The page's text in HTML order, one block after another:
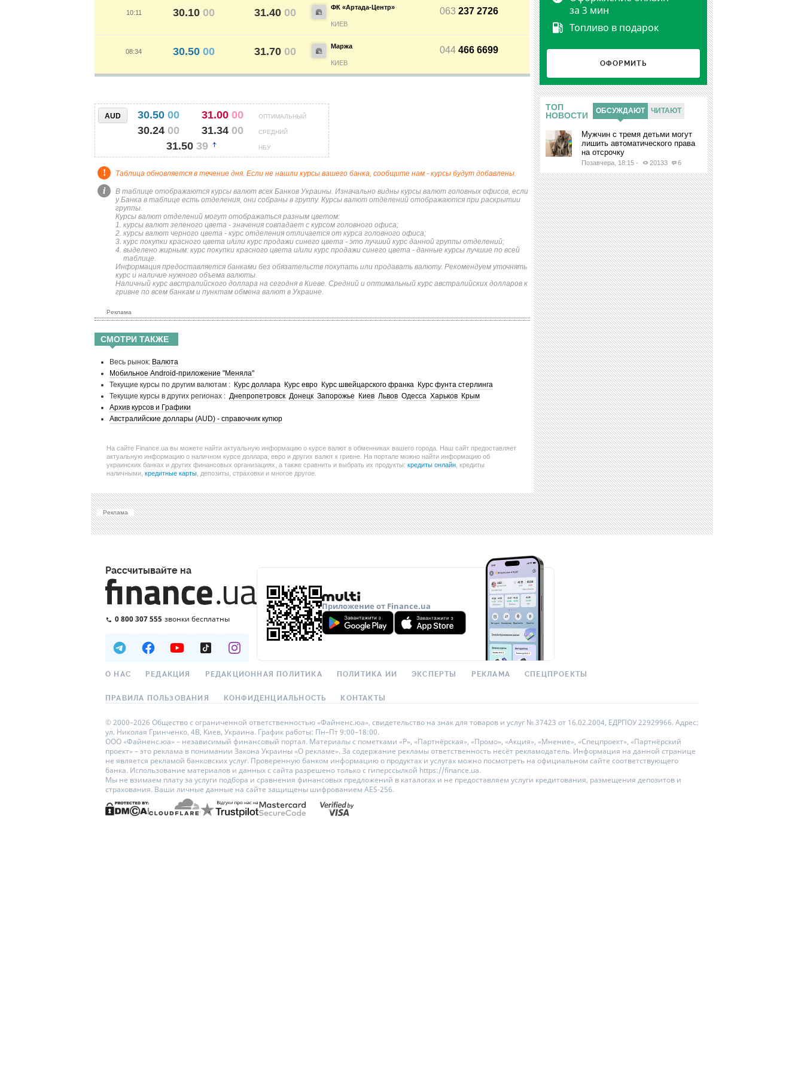
КУРСЫ МЕТАЛЛОВ
КРЕДИТАМ
РЕЙТИНГ ДЕБЕТОВЫХ КАРТ
ПУТЕВОДИТЕЛИ ПО
БАНКОВСКИМ КАРТАМ
НЕСЧАСТНЫХ СЛУЧАЕВ
ВСЕ СТРАХОВЫЕ ПОЛИСЫ
СТРАХОВЫЕ КОМПАНИИ
КОНТАКТЫ
10:11 30.10 00 31.40 00 ФК «Артада-Центр»
КИЕВ
063 237 2726
08:34 30.50 00 31.70 00 Маржа
КИЕВ
044 466 6699
AUD 30.50 00 31.00 00 ОПТИМАЛЬНЫЙ
30.24 00 31.34 00 СРЕДНИЙ
31.50 39 НБУ
! Таблица обновляется в течение дня. Если не нашли курсы вашего банка, сообщите нам - курсы будут добавлены.
i
В таблице отображаются курсы валют всех Банков Украины. Изначально видны курсы валют головных офисов, если
у Банка в таблице есть отделения, они собраны в группу. Курсы валют отделений отображаются при раскрытии
группы.
Курсы валют отделений могут отображаться разным цветом:
курсы валют зеленого цвета - значения совпадает с курсом головного офиса;
курсы валют черного цвета - курс отделения отличается от курса головного офиса;
курс покупки красного цвета и/или курс продажи синего цвета - это лучший курс данной группы отделений;
выделено жирным: курс покупки красного цвета и/или курс продажи синего цвета - данные курсы лучшие по всей
таблице.
Информация предоставляется банками без обязательств покупать или продавать валюту. Рекомендуем уточнять
курс и наличие нужного объема валюты.
Наличный курс австралийского доллара на сегодня в Киеве. Средний и оптимальный курс австралийских долларов к
гривне по всем банкам и пунктам обмена валют в Украине.
Реклама
СМОТРИ ТАКЖЕ
Весь рынок: Валюта
Мобильное Android-приложение "Меняла"
Текущие курсы по другим валютам : Курс доллара Курс евро Курс швейцарского франка Курс фунта стерлинга
Текущие курсы в других регионах : Днепропетровск Донецк Запорожье Киев Львов Одесса Харьков Крым
Архив курсов и Графики
Австралийские доллары (AUD) - справочник купюр
На сайте Finance.ua вы можете найти актуальную информацию о курсе валют в обменниках вашего города. Наш сайт предоставляет
актуальную информацию о наличном курсе доллара, евро и других валют к гривне. На портале можно найти информацию об
украинских банках и других финансовых организациях, а также сравнить и выбрать их продукты: кредиты онлайн , кредиты
наличными, кредитные карты , депозиты, страховки и многое другое.
за 3 мин
Топливо в подарок
ОФОРМИТЬ
ТОП
НОВОСТИ
ОБСУЖДАЮТ ЧИТАЮТ
Мужчин с тремя детьми могут
лишить автоматического права
на отсрочку
Позавчера, 18:15 - 20133 6
Реклама
Рассчитывайте на
0 800 307 555 звонки бесплатны
Приложение от Finance.ua
О НАС РЕДАКЦИЯ РЕДАКЦИОННАЯ ПОЛИТИКА ПОЛИТИКА ИИ ЭКСПЕРТЫ РЕКЛАМА СПЕЦПРОЕКТЫ
ПРАВИЛА ПОЛЬЗОВАНИЯ КОНФИДЕНЦИАЛЬНОСТЬ КОНТАКТЫ
© 2000–2026 Общество с ограниченной ответственностью «Файненс.юа», свидетельство на знак для товаров и услуг № 37423 от 16.02.2004, ЕДРПОУ 22929966. Адрес:
ул. Николая Гринченко, 4В, Киев, Украина. График работы: Пн–Пт 9:00–18:00.
ООО «Файненс.юа» – независимый финансовый портал. Материалы с пометками «Р», «Партнёрская», «Промо», «Акция», «Мнение», «Спецпроект», «Партнёрский
проект» – это реклама в понимании Закона Украины «О рекламе». За содержание рекламы ответственность несёт рекламодатель. Информация на данной странице
не является рекламой банковских услуг. Проверенную банком информацию о продуктах и услугах можно посмотреть на официальном сайте соответствующего
банка. Использование материалов и данных с сайта разрешено только с гиперссылкой https://finance.ua.
Мы не взимаем плату за услуги подбора и сравнения финансовых предложений в каталогах и не предоставляем услуги кредитования, размещения депозитов и
страхования. Ваши личные данные на сайте защищены шифрованием AES-256.